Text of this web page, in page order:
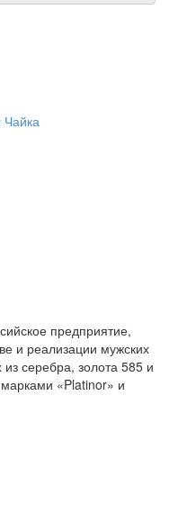
Чайка
предприятие,
и реализации мужских
серебра, золота 585 и
«Platinor» и